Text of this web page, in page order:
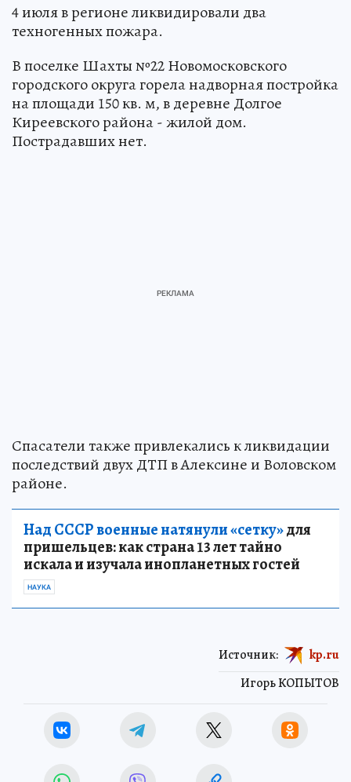
4 июля в регионе ликвидировали два
техногенных пожара.
В поселке Шахты №22 Новомосковского
городского округа горела надворная постройка
на площади 150 кв. м, в деревне Долгое
Киреевского района - жилой дом.
Пострадавших нет.
Спасатели также привлекались к ликвидации
последствий двух ДТП в Алексине и Воловском
районе.
Над СССР военные натянули «сетку»для
пришельцев: как страна 13 лет тайно
искала и изучала инопланетных гостей
НАУКА
Игорь КОПЫТОВ
Источник: kp.ru